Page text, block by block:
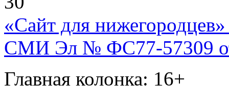
«Сайт для нижегородцев»
СМИ Эл № ФС77-57309
Главная колонка: 16+